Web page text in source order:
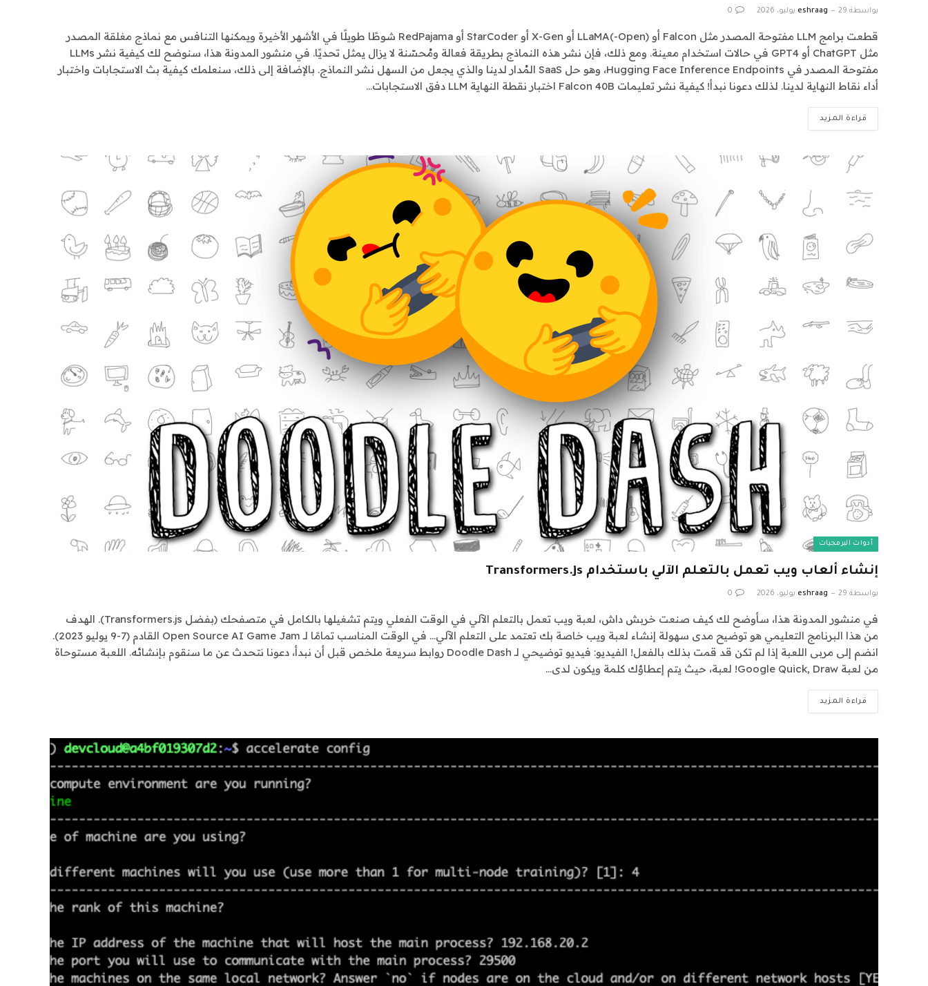
بواسطة eshraag 29 يوليو، 2026 0
قطعت برامج LLM مفتوحة المصدر مثل Falcon أو (Open-)LLaMA أو X-Gen أو StarCoder أو RedPajama شوطًا طويلًا في الأشهر الأخيرة ويمكنها التنافس مع نماذج مغلقة المصدر
مثل ChatGPT أو GPT4 في حالات استخدام معينة. ومع ذلك، فإن نشر هذه النماذج بطريقة فعالة ومُحسّنة لا يزال يمثل تحديًا. في منشور المدونة هذا، سنوضح لك كيفية نشر LLMs
مفتوحة المصدر في Hugging Face Inference Endpoints، وهو حل SaaS المُدار لدينا والذي يجعل من السهل نشر النماذج. بالإضافة إلى ذلك، سنعلمك كيفية بث الاستجابات واختبار
أداء نقاط النهاية لدينا. لذلك دعونا نبدأ! كيفية نشر تعليمات Falcon 40B اختبار نقطة النهاية LLM دفق الاستجابات…
قراءة المزيد
أدوات البرمجيات
إنشاء ألعاب ويب تعمل بالتعلم الآلي باستخدام Transformers.js
بواسطة eshraag 29 يوليو، 2026 0
في منشور المدونة هذا، سأوضح لك كيف صنعت خربش داش، لعبة ويب تعمل بالتعلم الآلي في الوقت الفعلي ويتم تشغيلها بالكامل في متصفحك (بفضل Transformers.js). الهدف
من هذا البرنامج التعليمي هو توضيح مدى سهولة إنشاء لعبة ويب خاصة بك تعتمد على التعلم الآلي… في الوقت المناسب تمامًا لـ Open Source AI Game Jam القادم (7-9 يوليو 2023).
انضم إلى مربى اللعبة إذا لم تكن قد قمت بذلك بالفعل! الفيديو: فيديو توضيحي لـ Doodle Dash روابط سريعة ملخص قبل أن نبدأ، دعونا نتحدث عن ما سنقوم بإنشائه. اللعبة مستوحاة
من لعبة Google Quick, Draw! لعبة، حيث يتم إعطاؤك كلمة ويكون لدى…
قراءة المزيد